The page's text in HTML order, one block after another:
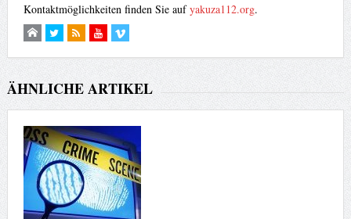
Kontaktmöglichkeiten finden Sie aufyakuza112.org.
ÄHNLICHE ARTIKEL